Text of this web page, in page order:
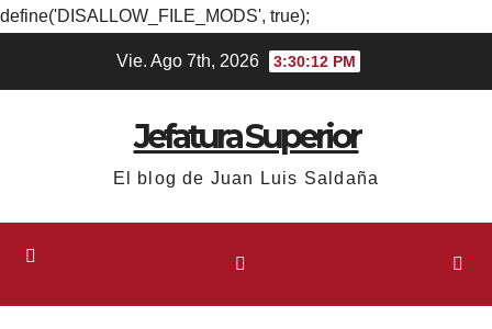
define('DISALLOW_FILE_MODS', true);
Vie. Ago 7th, 2026 3:30:13 PM
Jefatura Superior
El blog de Juan Luis Saldaña